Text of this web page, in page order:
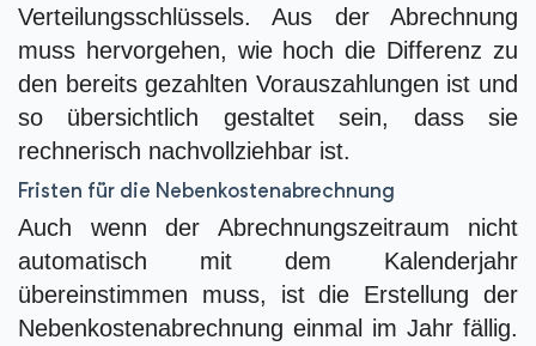
Verteilungsschlüssels. Aus der Abrechnung
muss hervorgehen, wie hoch die Differenz zu
den bereits gezahlten Vorauszahlungen ist und
so übersichtlich gestaltet sein, dass sie
rechnerisch nachvollziehbar ist.
Fristen für die Nebenkostenabrechnung
Auch wenn der Abrechnungszeitraum nicht
automatisch mit dem Kalenderjahr
übereinstimmen muss, ist die Erstellung der
Nebenkostenabrechnung einmal im Jahr fällig.